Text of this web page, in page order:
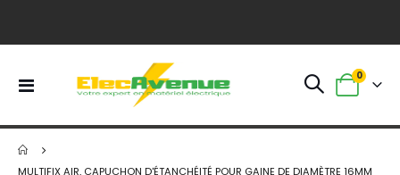
Basculer
Panier
0
MULTIFIX AIR, CAPUCHON D'ÉTANCHÉITÉ POUR GAINE DE DIAMÈTRE 16MM